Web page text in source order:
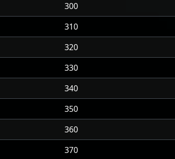
300
310
320
330
340
350
360
370